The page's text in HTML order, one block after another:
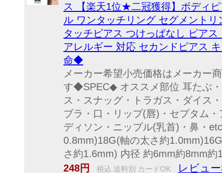
ス 【楽天1位★二冠獲得】ボディ
ル ワンタッチリング セグメント
タッチピアス つけっぱなし ピア
アレルギー 対応 セカンドピアス
命◆
メーカー希望小売価格はメーカー
す◆SPEC◆ オススメ部位 耳たぶ
ス・スナッグ・トラガス・ダイス
ブラ・口・リップ(唇)・セプタム
ディソン・ニップル(乳首)・鼻・
0.8mm)18G(軸の太さ約
さ約1.6mm) 内径 約6mm約8mm約
248円
税込 送料別 カードOK
レビュ